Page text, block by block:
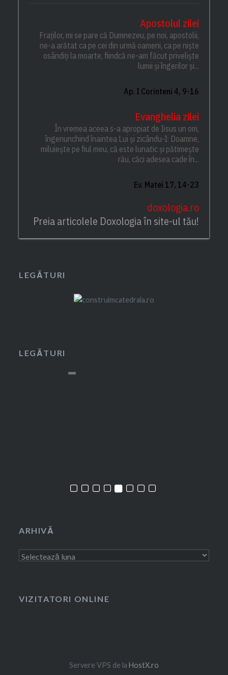
Apostolul zilei
Fraților, mi se pare că Dumnezeu, pe noi, apostolii,
ne-a arătat ca pe cei din urmă oameni, ca pe niște
osândiți la moarte, fiindcă ne-am făcut priveliște
lumii și îngerilor și...
Ap. I Corinteni 4, 9-16
Evanghelia zilei
În vremea aceea s-a apropiat de Iisus un om,
îngenunchind înaintea Lui și zicându-I: Doamne,
miluiește pe fiul meu, că este lunatic și pătimește
rău, căci adesea cade în...
Ev. Matei 17, 14-23
doxologia.ro
Preia articolele Doxologia în site-ul tău!
LEGĂTURI
LEGĂTURI
ARHIVĂ
Arhivă
VIZITATORI ONLINE
Servere VPS de la HostX.ro